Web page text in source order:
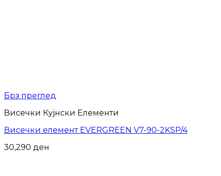
Брз преглед
Висечки Кујнски Елементи
Висечки елемент EVERGREEN V7-90-2KSP/4
30,290 ден